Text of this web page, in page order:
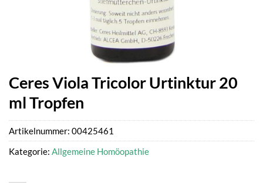
Ceres Viola Tricolor Urtinktur 20
ml Tropfen
Artikelnummer: 00425461
Kategorie: Allgemeine Homöopathie